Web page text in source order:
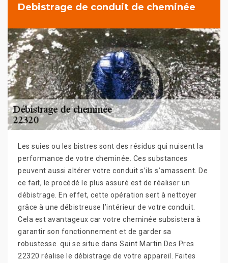
Debistrage de conduit de cheminée
Les suies ou les bistres sont des résidus qui nuisent la
performance de votre cheminée. Ces substances
peuvent aussi altérer votre conduit s’ils s’amassent. De
ce fait, le procédé le plus assuré est de réaliser un
débistrage. En effet, cette opération sert à nettoyer
grâce à une débistreuse l’intérieur de votre conduit.
Cela est avantageux car votre cheminée subsistera à
garantir son fonctionnement et de garder sa
robustesse. qui se situe dans Saint Martin Des Pres
22320 réalise le débistrage de votre appareil. Faites